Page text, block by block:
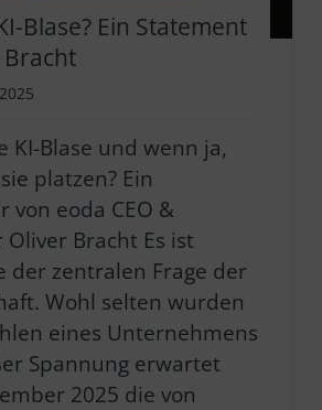
Blase? Ein Statement
KI-Blase und wenn ja,
platzen? Ein
von eoda CEO &
Bracht Es ist
der zentralen Frage der
Wohl selten wurden
eines Unternehmens
Spannung erwartet
2025 die von